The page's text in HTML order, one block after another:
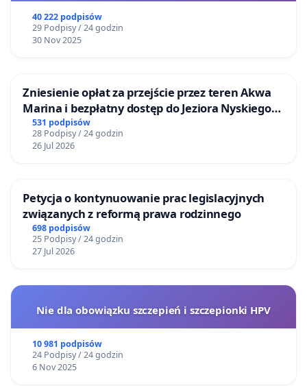
40 222 podpisów
29 Podpisy / 24 godzin
30 Nov 2025
Zniesienie opłat za przejście przez teren Akwa
Marina i bezpłatny dostęp do Jeziora Nyskiego
dla mieszkańców Gminy Nysa
531 podpisów
28 Podpisy / 24 godzin
26 Jul 2026
Petycja o kontynuowanie prac legislacyjnych
związanych z reformą prawa rodzinnego
698 podpisów
25 Podpisy / 24 godzin
27 Jul 2026
Nie dla obowiązku szczepień i szczepionki HPV
10 981 podpisów
24 Podpisy / 24 godzin
6 Nov 2025